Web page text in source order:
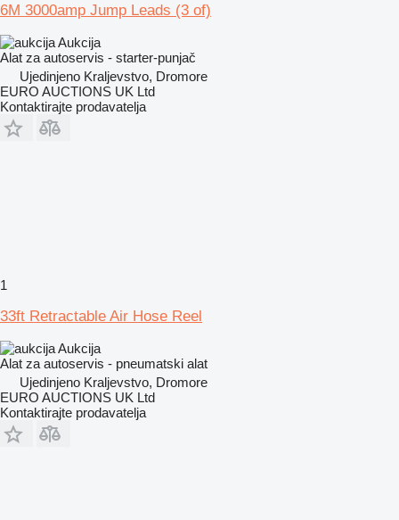
6M 3000amp Jump Leads (3 of)
Aukcija
Alat za autoservis - starter-punjač
Ujedinjeno Kraljevstvo, Dromore
EURO AUCTIONS UK Ltd
Kontaktirajte prodavatelja
1
33ft Retractable Air Hose Reel
Aukcija
Alat za autoservis - pneumatski alat
Ujedinjeno Kraljevstvo, Dromore
EURO AUCTIONS UK Ltd
Kontaktirajte prodavatelja